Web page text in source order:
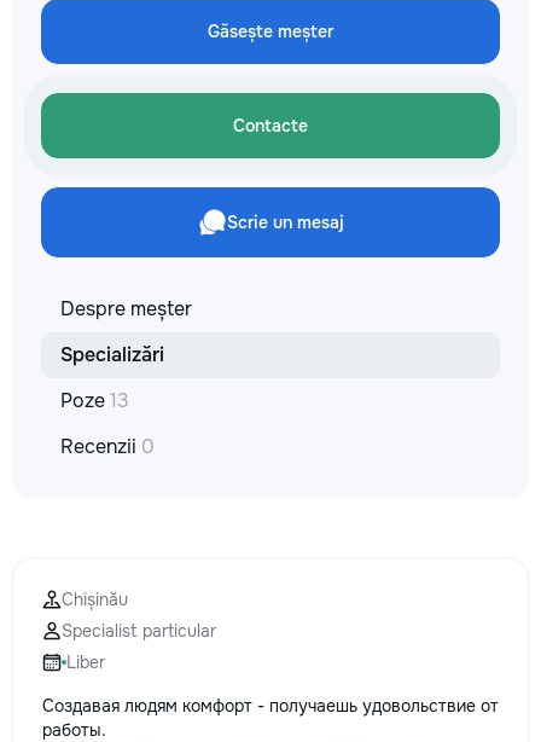
не включается? Не спешите
покупать новую! Спасем ваш
бюджет.
✔ Обучение
Găsește meșter
Contacte
Scrie un mesaj
Despre meșter
Specializări
Poze13
Recenzii 0
Chișinău
Specialist particular
Liber
Создавая людям комфорт - получаешь удовольствие от
работы.